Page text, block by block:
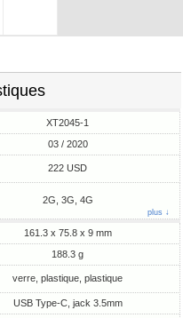
XT2045-1
03 / 2020
222 USD
2G, 3G, 4G
plus ↓
161.3 x 75.8 x 9 mm
188.3 g
verre, plastique, plastique
USB Type-C, jack 3.5mm